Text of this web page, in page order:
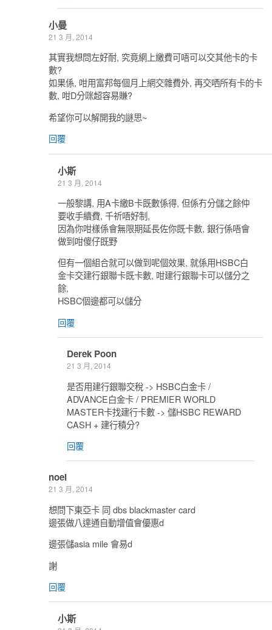
小曼
21 3 月, 2014
其實我想問左好耐, 究竟網上繳費可唔可以交其他卡的卡
數?
如果係, 咁用富邦每個月上網交雜費外, 再交哂所有卡的卡
數, 咁D分咪超容易賺?
希望你可以解開我的謎思~
回覆
小斯
21 3 月, 2014
一般黎講, 用A卡繳B卡既數係得, 但係冇分儲之餘仲
要收手續費, 千祈唔好制,
因為你咁樣係會無限期延長佐你既卡數, 銀行係唔會
做到咁傻仔既野
但有一個組合就可以做到呢個效果, 就係用HSBC白
金卡交建行銀聯卡既卡數, 咁建行銀聯卡可以儲分之
餘,
HSBC個邊都可以儲分
回覆
Derek Poon
21 3 月, 2014
是否用建行銀聯交稅 -> HSBC白金卡 /
ADVANCE白金卡 / PREMIER WORLD
MASTER卡找建行卡數 -> 儲HSBC REWARD
CASH + 建行積分?
回覆
noel
21 3 月, 2014
想問下東亞卡 同 dbs blackmaster card
邊張做八達通自動增值會優惠d
邊張儲asia mile 會易d
謝
回覆
小斯